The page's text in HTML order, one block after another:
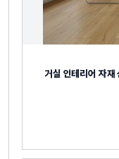
거실 인테리어 자